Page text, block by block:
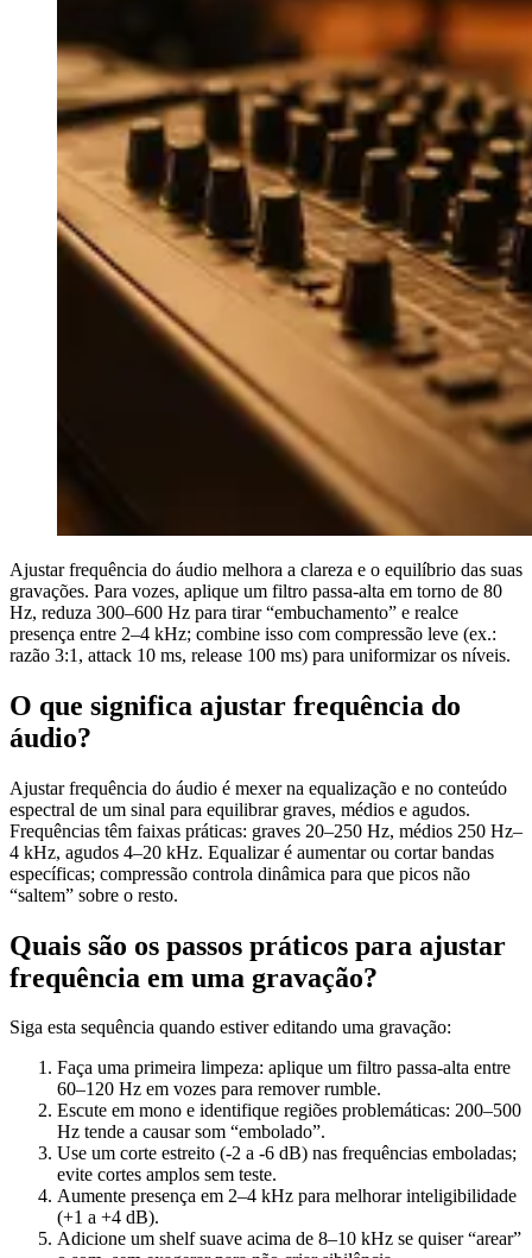
Ajustar frequência do áudio melhora a clareza e o equilíbrio das suas
gravações. Para vozes, aplique um filtro passa-alta em torno de 80
Hz, reduza 300–600 Hz para tirar “embuchamento” e realce
presença entre 2–4 kHz; combine isso com compressão leve (ex.:
razão 3:1, attack 10 ms, release 100 ms) para uniformizar os níveis.
O que significa ajustar frequência do
áudio?
Ajustar frequência do áudio é mexer na equalização e no conteúdo
espectral de um sinal para equilibrar graves, médios e agudos.
Frequências têm faixas práticas: graves 20–250 Hz, médios 250 Hz–
4 kHz, agudos 4–20 kHz. Equalizar é aumentar ou cortar bandas
específicas; compressão controla dinâmica para que picos não
“saltem” sobre o resto.
Quais são os passos práticos para ajustar
frequência em uma gravação?
Siga esta sequência quando estiver editando uma gravação:
Faça uma primeira limpeza: aplique um filtro passa-alta entre
60–120 Hz em vozes para remover rumble.
Escute em mono e identifique regiões problemáticas: 200–500
Hz tende a causar som “embolado”.
Use um corte estreito (-2 a -6 dB) nas frequências emboladas;
evite cortes amplos sem teste.
Aumente presença em 2–4 kHz para melhorar inteligibilidade
(+1 a +4 dB).
Adicione um shelf suave acima de 8–10 kHz se quiser “arear”